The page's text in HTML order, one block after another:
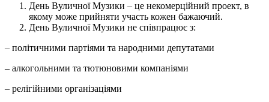
День Вуличної Музики – це некомерційний проект, в
якому може прийняти участь кожен бажаючий.
День Вуличної Музики не співпрацює з:
– політичними партіями та народними депутатами
– алкогольними та тютюновими компаніями
– релігійними організаціями